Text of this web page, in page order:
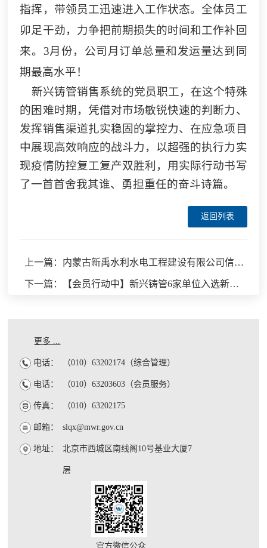
指挥，带领员工迅速进入工作状态。全体员工
卯足干劲，力争把前期损失的时间和工作补回
来。 3月份，公司月订单总量和发运量达到同
期最高水平！
新兴铸管销售系统的党员职工，在这个特殊
的困难时期，凭借对市场敏锐快速的判断力、
发挥销售渠道扎实稳固的掌控力、在应急项目
中展现高效响应的战斗力，以超强的执行力实
现疫情防控复工复产双胜利，用实际行动书写
了一首首舍我其谁、勇担重任的奋斗诗篇。
返回列表
上一篇：内蒙古新禹水利水电工程建设有限公司信用信息公开承诺书
下一篇：【会员行动中】新兴铸管6家单位入选新冠肺炎疫情防控重点保障企业（第一批）
更多 ...
电话： （010）63202174（综合管理）
电话： （010）63203603（会员服务）
传真： （010）63202175
邮箱： slqx@mwr.gov.cn
地址： 北京市西城区南线阁10号基业大厦7
层
官方微信公众